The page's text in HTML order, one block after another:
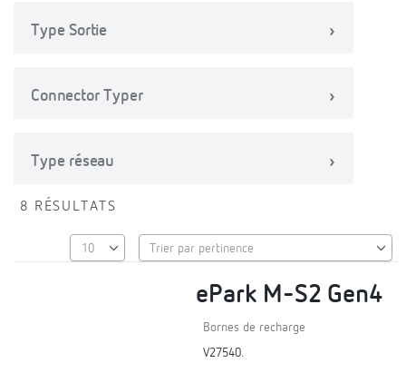
Type Sortie
Connector Typer
Type réseau
8 RÉSULTATS
ePark M-S2 Gen4
Bornes de recharge
V27540.